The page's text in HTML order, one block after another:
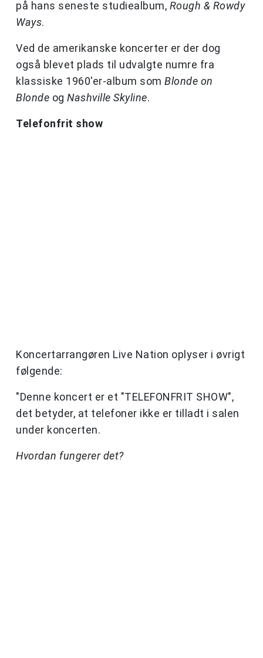
på hans seneste studiealbum, Rough & Rowdy
Ways.
Ved de amerikanske koncerter er der dog
også blevet plads til udvalgte numre fra
klassiske 1960'er-album som Blonde on
Blonde og Nashville Skyline.
Telefonfrit show
Koncertarrangøren Live Nation oplyser i øvrigt
følgende:
"Denne koncert er et "TELEFONFRIT SHOW",
det betyder, at telefoner ikke er tilladt i salen
under koncerten.
Hvordan fungerer det?